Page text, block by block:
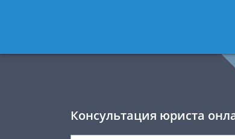
- Юрист
Консультация юриста